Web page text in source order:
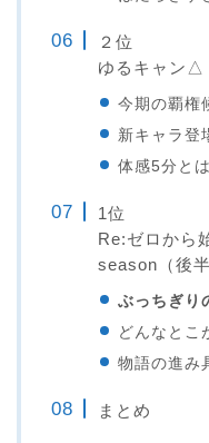
２位
ゆるキャン△
今期の覇権
新キャラ登
体感5分と
1位
Re:ゼロから
season（後
ぶっちぎり
どんなとこ
物語の進み
まとめ